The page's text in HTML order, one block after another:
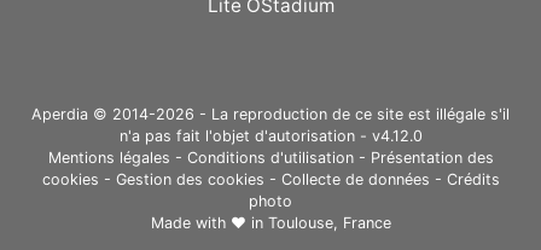
Lite OStadium
Aperdia © 2014-2026 - La reproduction de ce site est illégale s'il
n'a pas fait l'objet d'autorisation - v4.12.0
Mentions légales - Conditions d'utilisation- Présentation des
cookies - Gestion des cookies - Collecte de données - Crédits
photo
Made with ❤ in Toulouse, France